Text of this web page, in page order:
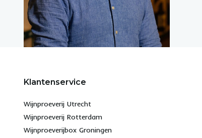
Klantenservice
Wijnproeverij Utrecht
Wijnproeverij Rotterdam
Wijnproeverijbox Groningen